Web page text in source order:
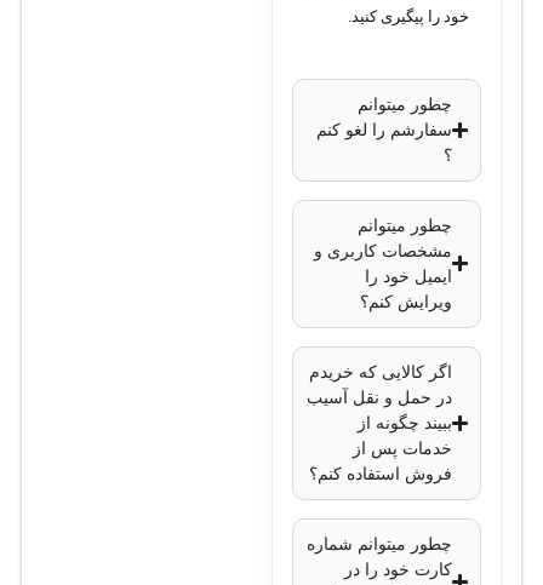
خود را پیگیری کنید.
چطور میتوانم
سفارشم را لغو کنم
؟
چطور میتوانم
مشخصات کاربری و
ایمیل خود را
ویرایش کنم؟
اگر کالایی که خریدم
در حمل و نقل آسیب
ببیند چگونه از
خدمات پس از
فروش استفاده کنم؟
چطور میتوانم شماره
کارت خود را در